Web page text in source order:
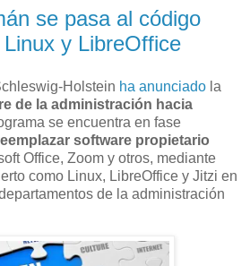
se pasa al código
y LibreOffice
Holstein ha anunciado la
de la administración hacia
se encuentra en fase
software propietario
Office, Zoom y otros, mediante
como Linux, LibreOffice y Jitzi en
de la administración